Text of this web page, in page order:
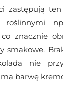
zastępują
roślinnymi
znacznie
smakowe.
nie
barwę